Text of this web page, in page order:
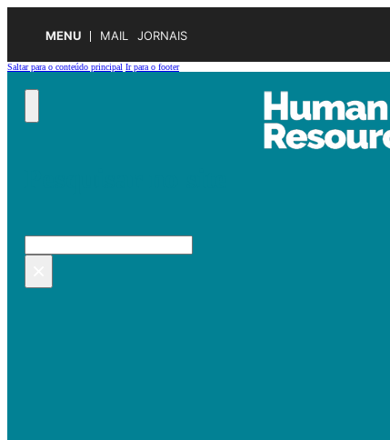
MENU MAIL JORNAIS
Saltar para o conteúdo principal Ir para o footer
Pesquisar